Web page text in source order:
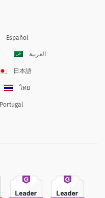
Español
العربية
日本語
ไทย